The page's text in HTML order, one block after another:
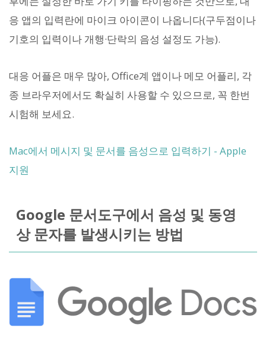
응 앱의 입력란에 마이크 아이콘이 나옵니다(구두점이나
기호의 입력이나 개행·단락의 음성 설정도 가능).
대응 어플은 매우 많아, Office계 앱이나 메모 어플리, 각
종 브라우저에서도 확실히 사용할 수 있으므로, 꼭 한번
시험해 보세요.
Mac에서 메시지 및 문서를 음성으로 입력하기 - Apple
지원
Google 문서도구에서 음성 및 동영
상 문자를 발생시키는 방법